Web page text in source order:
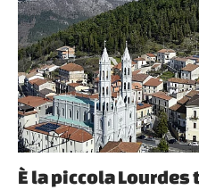
È la piccola